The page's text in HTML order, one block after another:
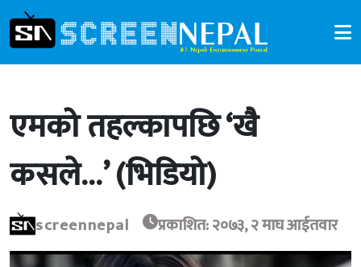
एमको तहल्कापछि ‘खै
कसले…’ (भिडियो)
screennepal प्रकाशित: २०७३, २ माघ आईतवार